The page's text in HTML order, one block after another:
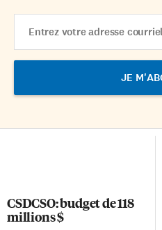
Address
CSDCSO: budget de 118
millions $